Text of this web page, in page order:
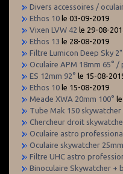
Divers accessoires /
Ethos 10 le 03-09-2019
Vixen LVW 42 le 29-08-
Ethos 13 le 28-08-2019
Filtre Lumicon Deep Sky 2"
Oculaire APM 18mm 65° /
ES 12mm 92° le 15-08-
Ethos 10 le 15-08-2019
Meade XWA 20mm 100°
Tube Mak 150 skywatcher
Chercheur droit
Oculaire astro
Oculaire skywatcher
Filtre UHC astro
Binoculaire Skywatcher +